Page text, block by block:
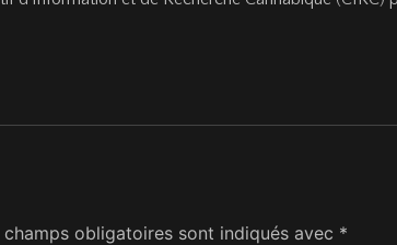
champs obligatoires sont indiqués avec *